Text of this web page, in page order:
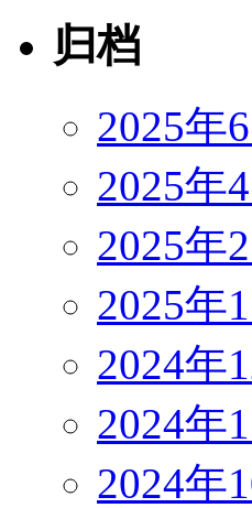
归档
2025年6
2025年4
2025年2
2025年1
2024年
2024年
2024年